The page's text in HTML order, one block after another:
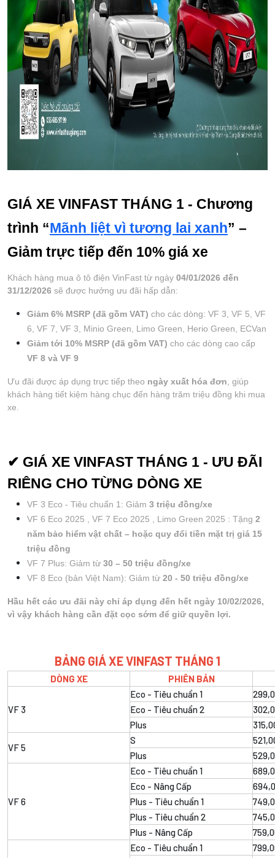
GIÁ XE VINFAST THÁNG 1 - Chương
trình “Mãnh liệt vì tương lai xanh” –
Giảm trực tiếp đến 10% giá xe
Khách hàng mua ô tô điện VinFast từ ngày 04/01/2026 đến
31/12/2026 sẽ được hưởng ưu đãi hấp dẫn:
Giảm 6% MSRP (đã gồm VAT) cho các dòng: VF 3, VF 5, VF
6, VF 7, VF 3, Minio Green, Limo Green, Herio Green, ECVan
Giảm tới 10% MSRP (đã gồm VAT)
VF 8 và VF 9
Ưu đãi được áp dụng trực tiếp theo ngày xuất hóa đơn , giúp
khách hàng tiết kiệm hàng chục đến hàng trăm triệu đồng khi mua
xe.
✔ GIÁ XE VINFAST THÁNG 1 - ƯU ĐÃI
RIÊNG CHO TỪNG DÒNG XE
VF 3 Eco - Tiêu chuẩn 1: Giảm 3 triệu đồng/xe
VF 6 Eco 2025 , VF 7 Eco 2025 , Limo Green 2025 : Tặng 2
năm bảo hiểm vật chất – hoặc quy đổi tiền mặt trị giá 15
triệu đồng
VF 7 Plus: Giảm từ 30 – 50 triệu đồng/xe
VF 8 Eco (bản Việt Nam): Giảm từ 20 - 50 triệu đồng/xe
Hầu hết các ưu đãi này chỉ áp dụng đến hết ngày 10/02/2026,
vì vậy khách hàng cần đặt cọc sớm để giữ quyền lợi.
BẢNG GIÁ XE VINFAST THÁNG 1
DÒNG XE PHIÊN BẢN
VF 3
Eco - Tiêu chuẩn 1
Eco - Tiêu chuẩn 2
Plus
VF 5
S
Plus
VF 6
Eco - Tiêu chuẩn 1
Eco - Nâng Cấp
Plus - Tiêu chuẩn 1
Plus - Tiêu chuẩn 2
Plus - Nâng Cấp
Eco - Tiêu chuẩn 1